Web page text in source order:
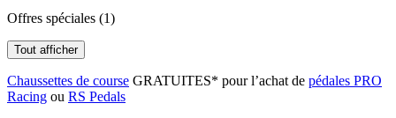
Offres spéciales (1)
Tout afficher
Chaussettes de course GRATUITES* pour l’achat de pédales PRO
Racing ou RS Pedals